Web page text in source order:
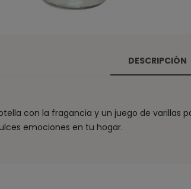
DESCRIPCIÓN
con la fragancia y un juego de
emociones en tu hogar.